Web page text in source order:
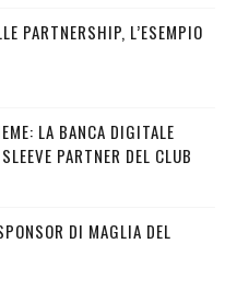
PARTNERSHIP, L’ESEMPIO
LA BANCA DIGITALE
PARTNER DEL CLUB
DI MAGLIA DEL